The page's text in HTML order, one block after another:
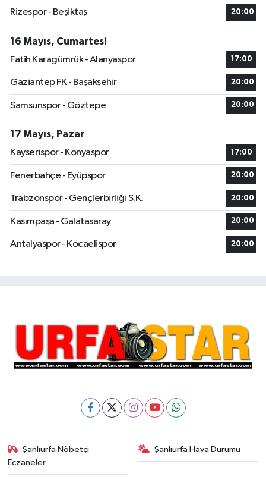
Rizespor - Beşiktaş
20:00
16 Mayıs, Cumartesi
Fatih Karagümrük - Alanyaspor
17:00
Gaziantep FK - Başakşehir 20:00
Samsunspor - Göztepe 20:00
17 Mayıs, Pazar
Kayserispor - Konyaspor
17:00
Fenerbahçe - Eyüpspor 20:00
Trabzonspor - Gençlerbirliği S.K. 20:00
Kasımpaşa - Galatasaray 20:00
Antalyaspor - Kocaelispor 20:00
Şanlıurfa Nöbetçi
Eczaneler
Şanlıurfa Hava Durumu